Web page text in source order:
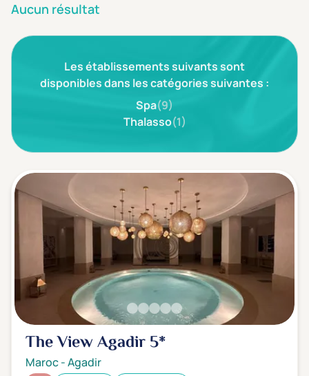
Note de nos clients
D'après notre partenaire Avis-Vérifiés
(0)
Envie de
Bord de mer
Montagne
Campagne
(0)
Type de séjour
Aucun résultat
Les établissements suivants sont
disponibles dans les catégories suivantes :
Spa(9)
Thalasso(1)
The View Agadir5*
Maroc-Agadir